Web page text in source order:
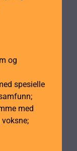
og
spesielle
med